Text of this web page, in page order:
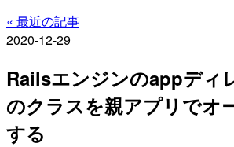
« 最近の記事
2020-12-29
Railsエンジンのappディ
のクラスを親アプリでオ
する